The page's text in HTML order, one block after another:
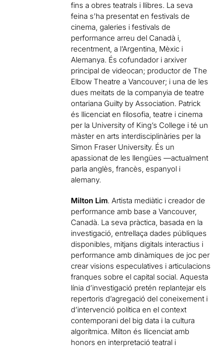
fins a obres teatrals i llibres. La seva
feina s’ha presentat en festivals de
cinema, galeries i festivals de
performance arreu del Canadà i,
recentment, a l’Argentina, Mèxic i
Alemanya. És cofundador i arxiver
principal de videocan; productor de The
Elbow Theatre a Vancouver; i una de les
dues meitats de la companyia de teatre
ontariana Guilty by Association. Patrick
és llicenciat en filosofia, teatre i cinema
per la University of King’s College i té un
màster en arts interdisciplinàries per la
Simon Fraser University. És un
apassionat de les llengües —actualment
parla anglès, francès, espanyol i
alemany.
Milton Lim. Artista mediàtic i creador de
performance amb base a Vancouver,
Canadà. La seva pràctica, basada en la
investigació, entrellaça dades públiques
disponibles, mitjans digitals interactius i
performance amb dinàmiques de joc per
crear visions especulatives i articulacions
franques sobre el capital social. Aquesta
línia d’investigació pretén replantejar els
repertoris d’agregació del coneixement i
d’intervenció política en el context
contemporani del big data i la cultura
algorítmica. Milton és llicenciat amb
honors en interpretació teatral i